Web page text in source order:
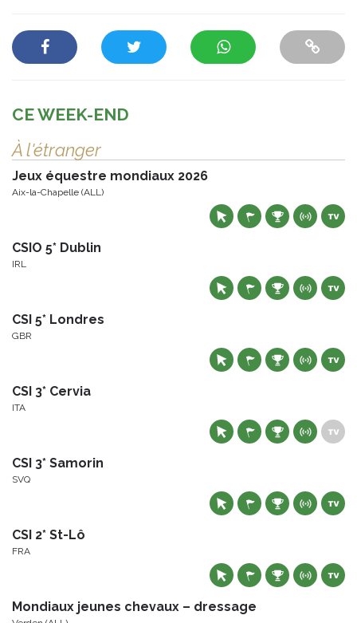
CE WEEK-END
À l'étranger
Jeux équestre mondiaux 2026
Aix-la-Chapelle (ALL)
CSIO 5* Dublin
IRL
CSI 5* Londres
GBR
CSI 3* Cervia
ITA
CSI 3* Samorin
SVQ
CSI 2* St-Lô
FRA
Mondiaux jeunes chevaux – dressage